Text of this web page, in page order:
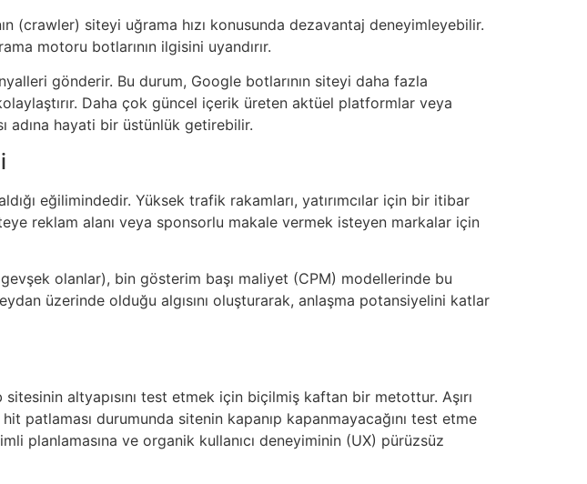
(crawler) siteyi uğrama hızı konusunda dezavantaj deneyimleyebilir.
motoru botlarının ilgisini uyandırır.
gönderir. Bu durum, Google botlarının siteyi daha fazla
Daha çok güncel içerik üreten aktüel platformlar veya
adına hayati bir üstünlük getirebilir.
eğilimindedir. Yüksek trafik rakamları, yatırımcılar için bir itibar
reklam alanı veya sponsorlu makale vermek isteyen markalar için
olanlar), bin gösterim başı maliyet (CPM) modellerinde bu
üzerinde olduğu algısını oluşturarak, anlaşma potansiyelini katlar
altyapısını test etmek için biçilmiş kaftan bir metottur. Aşırı
patlaması durumunda sitenin kapanıp kapanmayacağını test etme
planlamasına ve organik kullanıcı deneyiminin (UX) pürüzsüz